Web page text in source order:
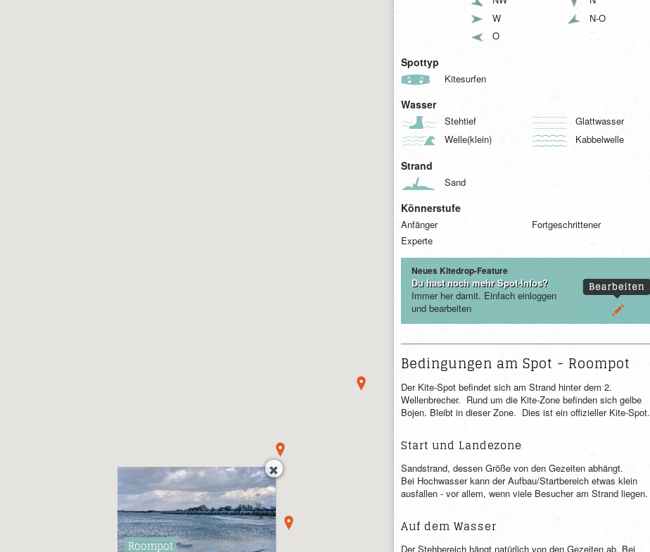
Roompot
W
N-O
O
Spottyp
Kitesurfen
Wasser
Stehtief
Glattwasser
Welle(klein)
Kabbelwelle
Strand
Sand
Könnerstufe
Anfänger
Fortgeschrittener
Experte
Neues Kitedrop-Feature
Du hast noch mehr Spot-Infos?
Immer her damit. Einfach einloggen
und bearbeiten
Bedingungen am Spot - Roompot
Der Kite-Spot befindet sich am Strand hinter dem 2.
Wellenbrecher. Rund um die Kite-Zone befinden sich gelbe
Bojen. Bleibt in dieser Zone. Dies ist ein offizieller Kite-Spot.
Start und Landezone
Sandstrand, dessen Größe von den Gezeiten abhängt.
Bei Hochwasser kann der Aufbau/Startbereich etwas klein
ausfallen - vor allem, wenn viele Besucher am Strand liegen.
Auf dem Wasser
Der Stehbereich hängt natürlich von den Gezeiten ab. Bei